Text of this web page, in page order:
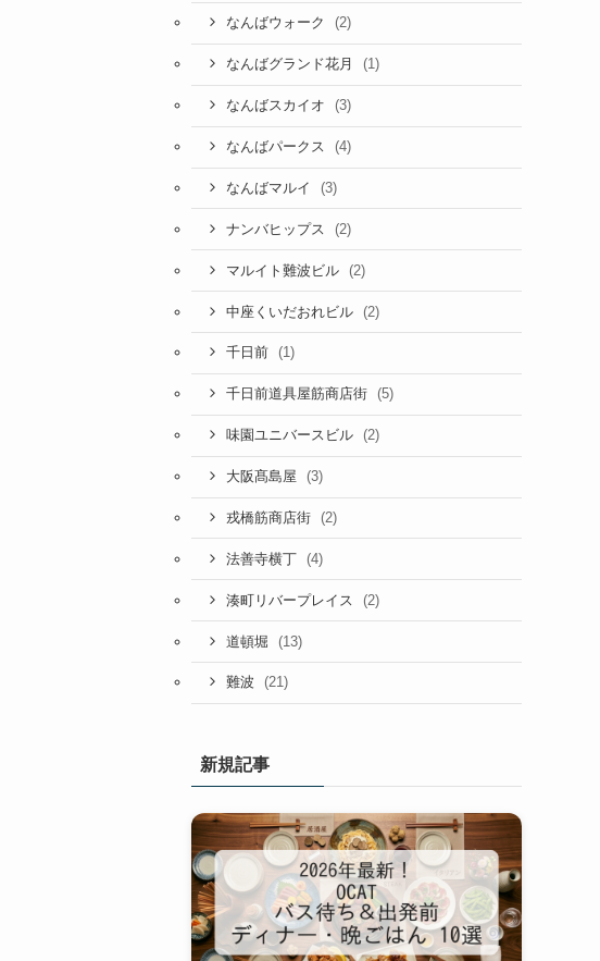
なんばウォーク (2)
なんばグランド花月 (1)
なんばスカイオ (3)
なんばパークス (4)
なんばマルイ (3)
ナンバヒップス (2)
マルイト難波ビル (2)
中座くいだおれビル (2)
千日前 (1)
千日前道具屋筋商店街 (5)
味園ユニバースビル (2)
大阪髙島屋 (3)
戎橋筋商店街 (2)
法善寺横丁 (4)
湊町リバープレイス (2)
道頓堀 (13)
難波 (21)
新規記事